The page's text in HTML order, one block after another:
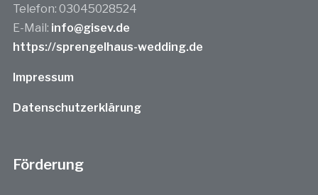
Telefon: 03045028524
E-Mail: info@gisev.de
https://sprengelhaus-wedding.de
Impressum
Datenschutzerklärung
Förderung